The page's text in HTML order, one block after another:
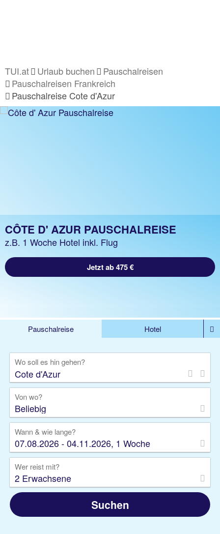
TUI.at Urlaub buchen
Pauschalreisen
Pauschalreisen Frankreich
Pauschalreise Cote d'Azur
CÔTE D' AZUR PAUSCHALREISE
z.B. 1 Woche Hotel inkl. Flug
Jetzt ab 475 €
Pauschalreise
Hotel
Rundreise
Kreuzfahrt
Gruppenreise
Camper Privattransfer
Wo soll es hin gehen?
Von wo?
Beliebig
Wann & wie lange?
07.08.2026 - 04.11.2026, 1 Woche
Wer reist mit?
2 Erwachsene
Suchen